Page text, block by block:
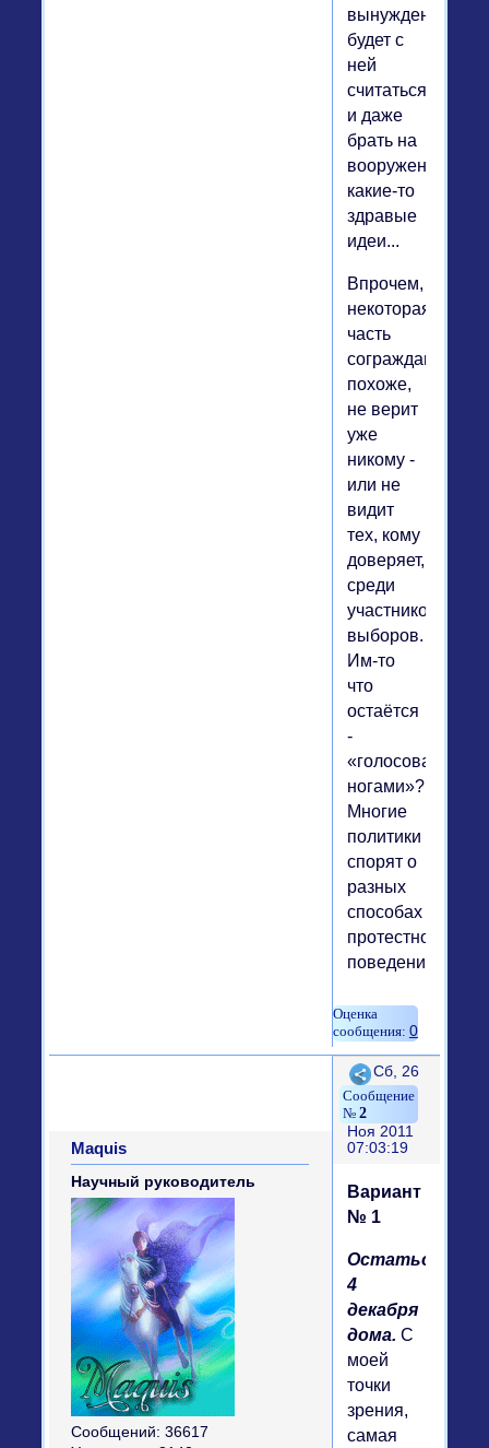
вынуждена
будет с
ней
считаться
и даже
брать на
вооружение
какие-то
здравые
идеи...
Впрочем,
некоторая
часть
сограждан,
похоже,
не верит
уже
никому -
или не
видит
тех, кому
доверяет,
среди
участников
выборов.
Им-то
что
остаётся
-
«голосовать
ногами»?
Многие
политики
спорят о
разных
способах
протестного
поведения.
0
Поделиться
2
Сб, 26
Ноя 2011
07:03:19
Maquis
Научный руководитель
Сообщений: 36617
Вариант
№ 1
Остаться
4
декабря
дома. С
моей
точки
зрения,
самая